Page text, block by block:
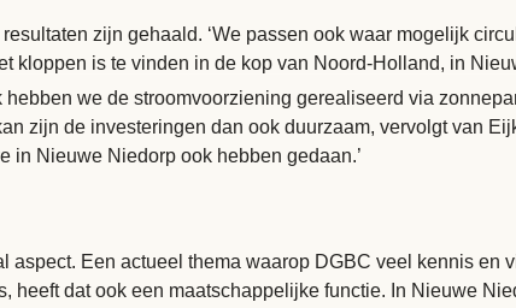
zijn gehaald. ‘We passen ook waar mogelijk
kloppen is te vinden in de kop van Noord-Holland, in
we de stroomvoorziening gerealiseerd via
zijn de investeringen dan ook duurzaam, vervolgt van
in Nieuwe Niedorp ook hebben gedaan.’
Een actueel thema waarop DGBC veel kennis en
dat ook een maatschappelijke functie. In Nieuwe